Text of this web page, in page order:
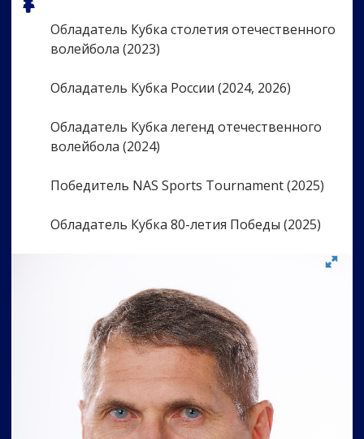
Обладатель Кубка столетия отечественного
волейбола (2023)
Обладатель Кубка России (2024, 2026)
Обладатель Кубка легенд отечественного
волейбола (2024)
Победитель NAS Sports Tournament (2025)
Обладатель Кубка 80-летия Победы (2025)